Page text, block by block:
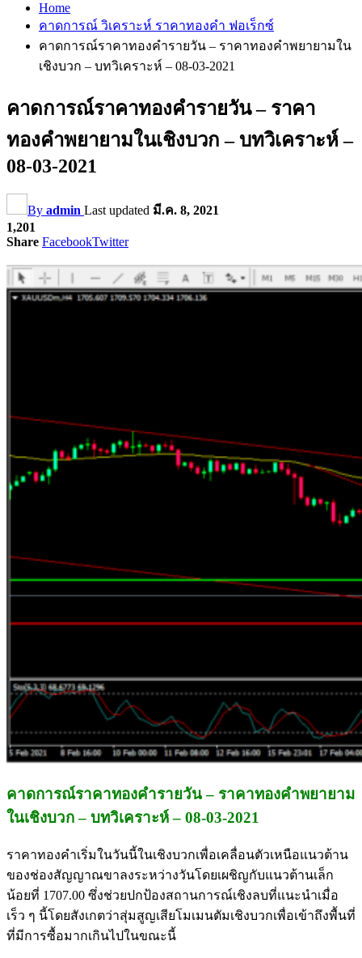
Home
คาดการณ์ วิเคราะห์ ราคาทองคำ ฟอเร็กซ์
คาดการณ์ราคาทองคำรายวัน – ราคาทองคำพยายามใน
เชิงบวก – บทวิเคราะห์ – 08-03-2021
คาดการณ์ราคาทองคำรายวัน – ราคา
ทองคำพยายามในเชิงบวก – บทวิเคราะห์ –
08-03-2021
By admin Last updated มี.ค. 8, 2021
1,201
Share FacebookTwitter
คาดการณ์ราคาทองคำรายวัน – ราคาทองคำพยายาม
ในเชิงบวก – บทวิเคราะห์ – 08-03-2021
ราคาทองคำเริ่มในวันนี้ในเชิงบวกเพื่อเคลื่อนตัวเหนือแนวต้าน
ของช่องสัญญาณขาลงระหว่างวันโดยเผชิญกับแนวต้านเล็ก
น้อยที่ 1707.00 ซึ่งช่วยปกป้องสถานการณ์เชิงลบที่แนะนำเมื่อ
เร็ว ๆ นี้โดยสังเกตว่าสุ่มสูญเสียโมเมนตัมเชิงบวกเพื่อเข้าถึงพื้นที่
ที่มีการซื้อมากเกินไปในขณะนี้